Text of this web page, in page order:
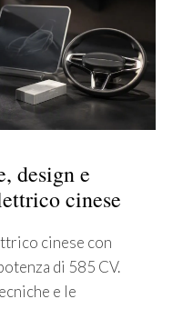
design e
cinese
cinese con
di 585 CV.
e le